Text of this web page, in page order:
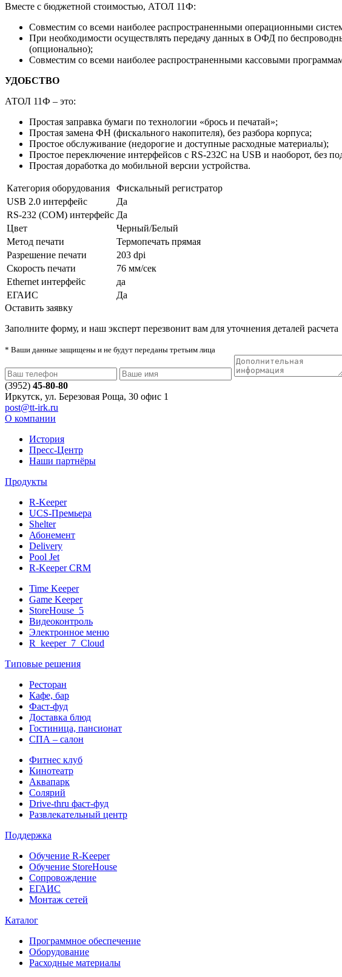
Вместе с бюджетной стоимостью, АТОЛ 11Ф:
Совместим со всеми наиболее распространенными операционными
При необходимости осуществлять передачу данных в ОФД по
(опционально);
Совместим со всеми наиболее распространенными кассовыми
УДОБСТВО
АТОЛ 11Ф – это:
Простая заправка бумаги по технологии «брось и печатай»;
Простая замена ФН (фискального накопителя), без разбора корпуса;
Простое обслуживание (недорогие и доступные расходные материалы);
Простое переключение интерфейсов c RS-232C на USB и наоборот, без
Простая доработка до мобильной версии устройства.
Категория оборудования
Фискальный регистратор
USB 2.0 интерфейс
Да
RS-232 (COM) интерфейс Да
Цвет
Черный/Белый
Метод печати
Термопечать прямая
Разрешение печати
203 dpi
Скорость печати
76 мм/сек
Ethernet интерфейс
да
ЕГАИС
Да
Оставить заявку
Заполните форму, и наш эксперт перезвонит вам для уточнения деталей расчета
* Ваши данные защищены и не будут переданы третьим лица
(3952) 45-80-80
Иркутск, ул. Березовая Роща, 30 офис 1
post@tt-irk.ru
О компании
История
Пресс-Центр
Наши партнёры
Продукты
R-Keeper
UCS-Премьера
Shelter
Абонемент
Delivery
Pool Jet
R-Keeper CRM
Time Keeper
Game Keeper
StoreHouse_5
Видеоконтроль
Электронное меню
R_keeper_7_Cloud
Типовые решения
Ресторан
Кафе, бар
Фаст-фуд
Доставка блюд
Гостиница, пансионат
СПА – салон
Фитнес клуб
Кинотеатр
Аквапарк
Солярий
Drive-thru фаст-фуд
Развлекательный центр
Поддержка
Обучение R-Keeper
Обучение StoreHouse
Сопровождение
ЕГАИС
Монтаж сетей
Каталог
Программное обеспечение
Оборудование
Расходные материалы